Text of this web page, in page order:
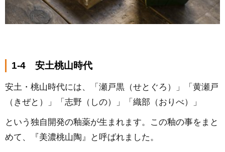
1-4 安土桃山時代
安土・桃山時代には、「瀬戸黒（せとぐろ）」「黄瀬戸
（きぜと）」「志野（しの）」「織部（おりべ）」
という独自開発の釉薬が生まれます。この釉の事をまと
めて、『美濃桃山陶』と呼ばれました。